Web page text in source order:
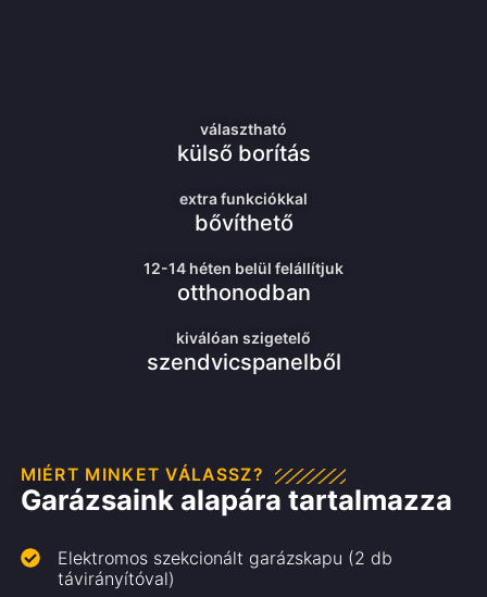
választható
külső borítás
extra funkciókkal
bővíthető
12-14 héten belül felállítjuk
otthonodban
kiválóan szigetelő
szendvicspanelből
MIÉRT MINKET VÁLASSZ?
Garázsaink alapára tartalmazza
Elektromos szekcionált garázskapu (2 db
távirányítóval)